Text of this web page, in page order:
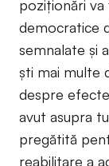
poziționări va
democratice
semnalate și
ști mai multe
despre
avut asupra
pregătită
reabilitare a